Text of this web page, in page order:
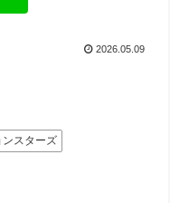
2026.05.09
ンスターズ